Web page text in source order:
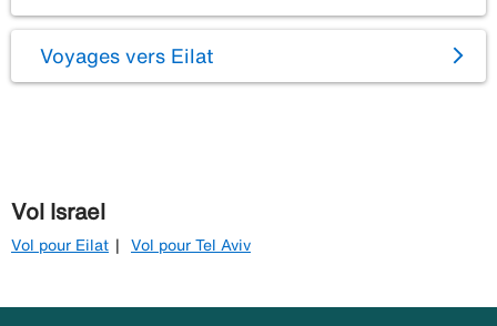
Voyages vers Eilat
Vol Israel
Vol pour Eilat Vol pour Tel Aviv